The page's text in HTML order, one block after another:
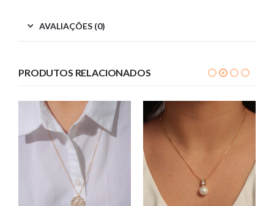
AVALIAÇÕES (0)
PRODUTOS RELACIONADOS